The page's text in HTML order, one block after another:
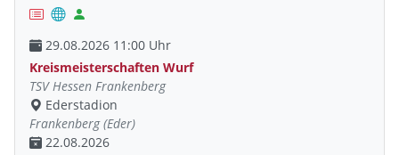
29.08.2026 11:00 Uhr
Kreismeisterschaften Wurf
TSV Hessen Frankenberg
Ederstadion
Frankenberg (Eder)
22.08.2026